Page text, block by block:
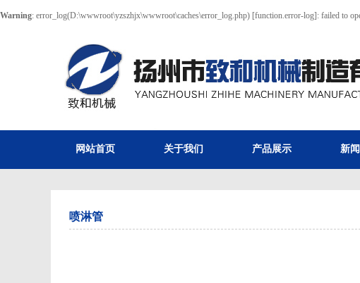
Warning: error_log(D:\wwwroot\yzszhjx\wwwroot\caches\error_log.php) [function.error-log]: failed to
网站首页 关于我们 产品展示 新
喷淋管